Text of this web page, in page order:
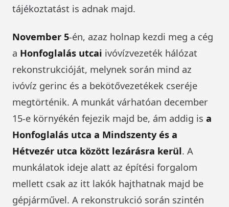
tájékoztatást is adnak majd.
November 5-én, azaz holnap kezdi meg a cég
a Honfoglalás utcai ivóvízvezeték hálózat
rekonstrukcióját, melynek során mind az
ivóvíz gerinc és a bekötővezetékek cseréje
megtörténik. A munkát várhatóan december
15-e környékén fejezik majd be, ám addig is a
Honfoglalás utca a Mindszenty és a
Hétvezér utca között lezárásra kerül. A
munkálatok ideje alatt az építési forgalom
mellett csak az itt lakók hajthatnak majd be
gépjárművel. A rekonstrukció során szintén